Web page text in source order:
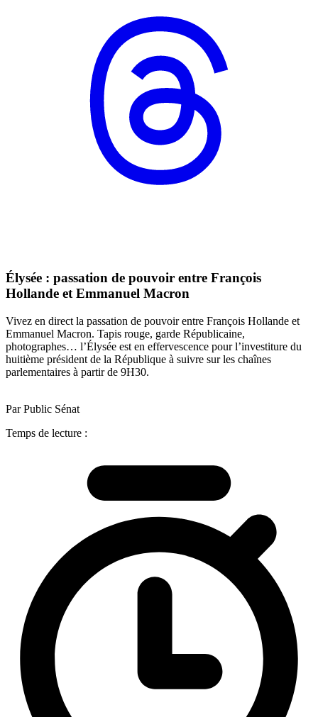
Élysée : passation de pouvoir entre François
Hollande et Emmanuel Macron
Vivez en direct la passation de pouvoir entre François Hollande et
Emmanuel Macron. Tapis rouge, garde Républicaine,
photographes… l’Élysée est en effervescence pour l’investiture du
huitième président de la République à suivre sur les chaînes
parlementaires à partir de 9H30.
Par Public Sénat
Temps de lecture :